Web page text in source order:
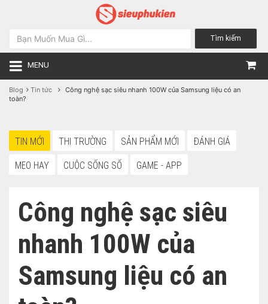
Tìm kiếm
MENU
Blog Tin tức
Công nghệ sạc siêu nhanh 100W của Samsung liệu có an
toàn?
TIN MỚI THỊ TRƯỜNG SẢN PHẨM MỚI ĐÁNH GIÁ
MẸO HAY CUỘC SỐNG SỐ GAME - APP
Công nghệ sạc siêu
nhanh 100W của
Samsung liệu có an